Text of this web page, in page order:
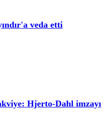
veda etti
Hjerto-Dahl imzayı